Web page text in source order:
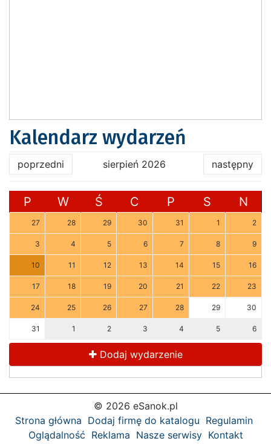
Kalendarz wydarzeń
poprzedni sierpień 2026 następny
P W Ś C P S N
27 28 29 30 31 1 2
3 4 5 6 7 8 9
10 11 12 13 14 15 16
17 18 19 20 21 22 23
24 25 26 27 28 29 30
31 1 2 3 4 5 6
Dodaj wydarzenie
© 2026 eSanok.pl
Strona główna Dodaj firmę do katalogu Regulamin
Oglądalność Reklama Nasze serwisy Kontakt